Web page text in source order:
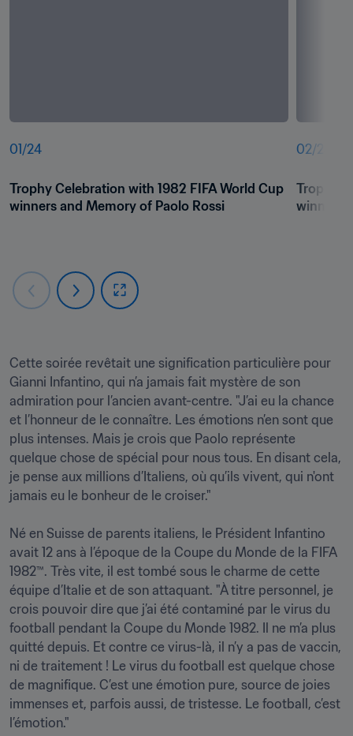
01 /24
Trophy Celebration with 1982 FIFA World Cup
winners and Memory of Paolo Rossi
02/24
Trophy
winners
Cette soirée revêtait une signification particulière pour
Gianni Infantino, qui n’a jamais fait mystère de son
admiration pour l’ancien avant-centre. "J’ai eu la chance
et l’honneur de le connaître. Les émotions n’en sont que
plus intenses. Mais je crois que Paolo représente
quelque chose de spécial pour nous tous. En disant cela,
je pense aux millions d’Italiens, où qu’ils vivent, qui n'ont
jamais eu le bonheur de le croiser."
Né en Suisse de parents italiens, le Président Infantino
avait 12 ans à l’époque de la Coupe du Monde de la FIFA
1982™. Très vite, il est tombé sous le charme de cette
équipe d’Italie et de son attaquant. "À titre personnel, je
crois pouvoir dire que j’ai été contaminé par le virus du
football pendant la Coupe du Monde 1982. Il ne m’a plus
quitté depuis. Et contre ce virus-là, il n’y a pas de vaccin,
ni de traitement ! Le virus du football est quelque chose
de magnifique. C’est une émotion pure, source de joies
immenses et, parfois aussi, de tristesse. Le football, c’est
l’émotion."